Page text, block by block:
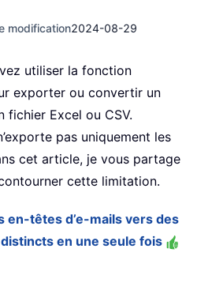
modification2024-08-29
utiliser la fonction
exporter ou convertir un
fichier Excel ou CSV.
pas uniquement les
cet article, je vous partage
cette limitation.
en-têtes d’e-mails vers des
en une seule fois